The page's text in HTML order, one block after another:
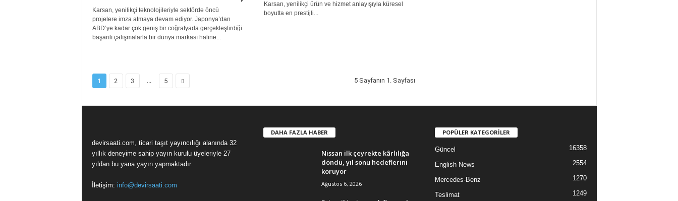
Karsan, yenilikçi teknolojileriyle sektörde öncü
projelere imza atmaya devam ediyor. Japonya’dan
ABD’ye kadar çok geniş bir coğrafyada gerçekleştirdiği
başarılı çalışmalarla bir dünya markası haline...
Karsan, yenilikçi ürün ve hizmet anlayışıyla küresel
boyutta en prestijli...
1 2 3 ... 5 5 Sayfanın 1. Sayfası
devirsaati.com, ticari taşıt yayıncılığı alanında 32
yıllık deneyime sahip yayın kurulu üyeleriyle 27
yıldan bu yana yayın yapmaktadır.
İletişim: info@devirsaati.com
DAHA FAZLA HABER
Nissan ilk çeyrekte kârlılığa
döndü, yıl sonu hedeflerini
koruyor
Ağustos 6, 2026
POPÜLER KATEGORİLER
Güncel 16358
English News 2554
Mercedes-Benz 1270
Teslimat 1249